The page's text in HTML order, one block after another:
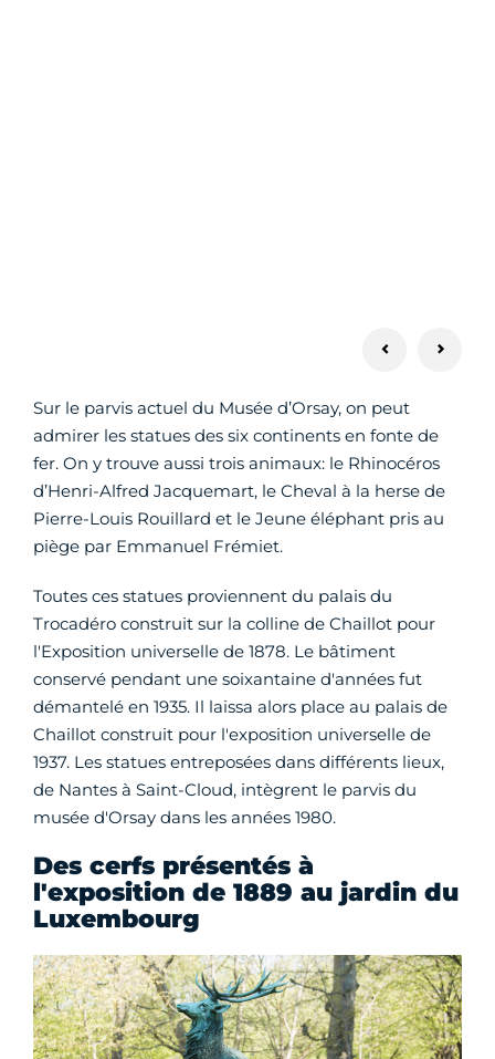
Sur le parvis actuel du Musée d’Orsay, on peut
admirer les statues des six continents en fonte de
fer. On y trouve aussi trois animaux: le Rhinocéros
d’Henri-Alfred Jacquemart, le Cheval à la herse de
Pierre-Louis Rouillard et le Jeune éléphant pris au
piège par Emmanuel Frémiet.
Toutes ces statues proviennent du palais du
Trocadéro construit sur la colline de Chaillot pour
l'Exposition universelle de 1878. Le bâtiment
conservé pendant une soixantaine d'années fut
démantelé en 1935. Il laissa alors place au palais de
Chaillot construit pour l'exposition universelle de
1937. Les statues entreposées dans différents lieux,
de Nantes à Saint-Cloud, intègrent le parvis du
musée d'Orsay dans les années 1980.
Des cerfs présentés à
l'exposition de 1889 au jardin du
Luxembourg